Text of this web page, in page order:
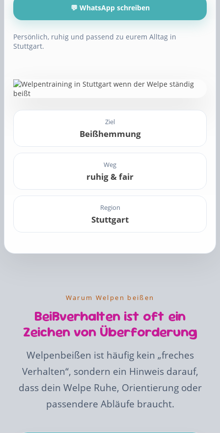
💬 WhatsApp schreiben
Persönlich, ruhig und passend zu eurem Alltag in
Stuttgart.
Ziel
Beißhemmung
Weg
ruhig & fair
Region
Stuttgart
Warum Welpen beißen
Beißverhalten ist oft ein
Zeichen von Überforderung
Welpenbeißen ist häufig kein „freches
Verhalten“, sondern ein Hinweis darauf,
dass dein Welpe Ruhe, Orientierung oder
passendere Abläufe braucht.